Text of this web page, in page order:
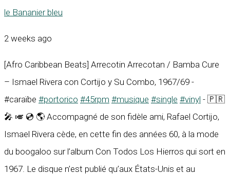
le Bananier bleu
2 weeks ago
[Afro Caribbean Beats] Arrecotin Arrecotan / Bamba Cure
– Ismael Rivera con Cortijo y Su Combo, 1967/69 -
#caraïbe #portorico #45rpm #musique #single #vinyl - 🇵🇷
🎤 🎺 💿 🌎 Accompagné de son fidèle ami, Rafael Cortijo,
Ismael Rivera cède, en cette fin des années 60, à la mode
du boogaloo sur l’album Con Todos Los Hierros qui sort en
1967. Le disque n’est publié qu’aux États-Unis et au